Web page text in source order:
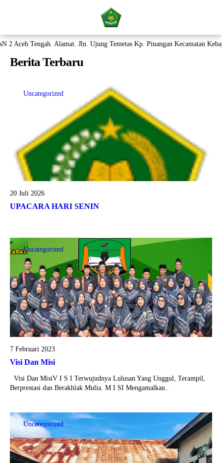
ZONA INTEGRITAS (ZI)
Beranda
Galeri
Prestasi
Perpustakaan
Tengah. Alamat. Jln. Ujung Temetas Kp. Pinangan Kecamatan
Berita Terbaru
Uncategorized
20 Juli 2026
UPACARA HARI SENIN
Uncategorized
7 Februari 2023
Visi Dan Misi
Visi Dan MisiV I S I Terwujudnya Lulusan Yang Unggul, Terampil,
Berprestasi dan Berakhlak Mulia. M I SI Mengamalkan..
Uncategorized